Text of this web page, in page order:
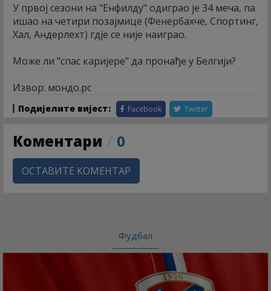
У првој сезони на "Енфилду" одиграо је 34 меча, па
ишао на четири позајмице (Фенербахче, Спортинг,
Хал, Андерлехт) гдје се није наиграо.
Може ли "спас каријере" да пронађе у Белгији?
Извор: мондо.рс
Подијелите вијест: Facebook Twitter
Коментари 0
ОСТАВИТЕ КОМЕНТАР
Фудбал